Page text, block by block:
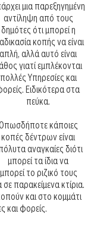
μια παρεξηγημένη
αντίληψη από τους
δημότες ότι μπορεί η
κοπής να είναι
απλή, αλλά αυτό είναι
γιατί εμπλέκονται
πολλές Υπηρεσίες και
Ειδικότερα στα
πεύκα.
κάποιες
κοπές δέντρων είναι
αναγκαίες διότι
μπορεί τα ίδια να
το ριζικό τους
παρακείμενα κτίρια.
και στο κομμάτι
και φορείς.